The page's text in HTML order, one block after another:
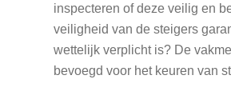
inspecteren of deze veilig en
veiligheid van de steigers
wettelijk verplicht is? De
bevoegd voor het keuren van